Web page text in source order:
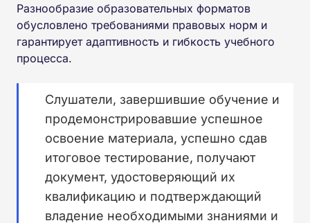
Разнообразие образовательных форматов
обусловлено требованиями правовых норм и
гарантирует адаптивность и гибкость учебного
процесса.
Слушатели, завершившие обучение и
продемонстрировавшие успешное
освоение материала, успешно сдав
итоговое тестирование, получают
документ, удостоверяющий их
квалификацию и подтверждающий
владение необходимыми знаниями и